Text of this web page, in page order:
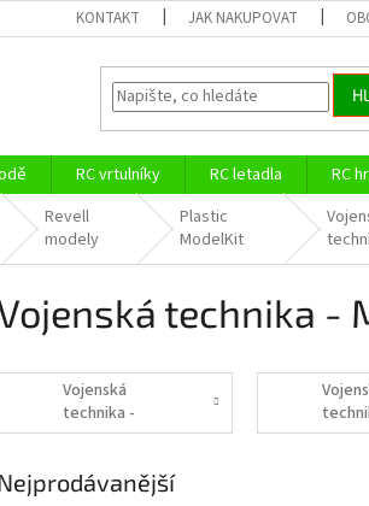
KONTAKT JAK NAKUPOVAT
RC vrtulníky RC letadla RC
Revell
modely
Plastic
ModelKit
technika -
Vojenská
technika -
Moderní - 1:35